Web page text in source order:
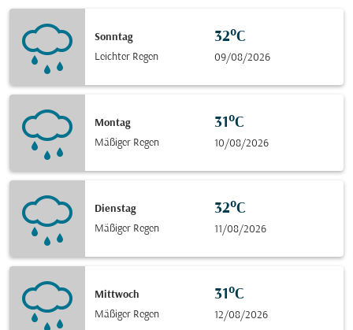
Sonntag
Leichter Regen
32°C
09/08/2026
Montag
Mäßiger Regen
31°C
10/08/2026
Dienstag
Mäßiger Regen
32°C
11/08/2026
Mittwoch
Mäßiger Regen
31°C
12/08/2026